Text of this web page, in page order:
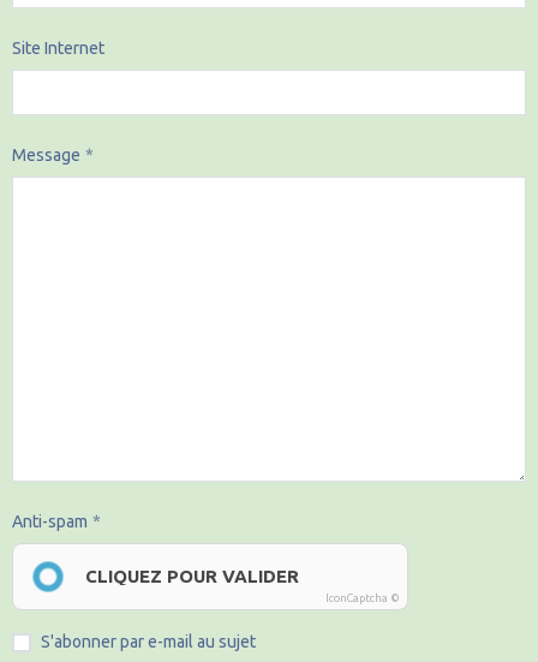
Site Internet
Message
Anti-spam
CLIQUEZ POUR VALIDER
IconCaptcha ©
S'abonner par e-mail au sujet